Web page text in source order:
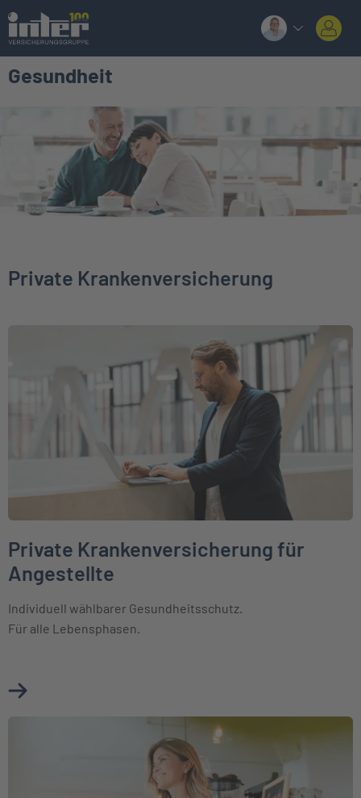
Gesundheit
Private Krankenversicherung
Weiter zu Private Krankenversicherung für Angestellte
Private Krankenversicherung für
Angestellte
Individuell wählbarer Gesundheitsschutz.
Für alle Lebensphasen.
Mehr über Private Krankenversicherung für Angestellte
Weiter zu Private Krankenversicherung für Selbstständige